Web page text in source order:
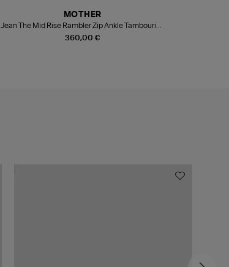
360,00 €
MOTHER
Jean The Mid Rise Rambler Zip Ankle Tambourine
Man